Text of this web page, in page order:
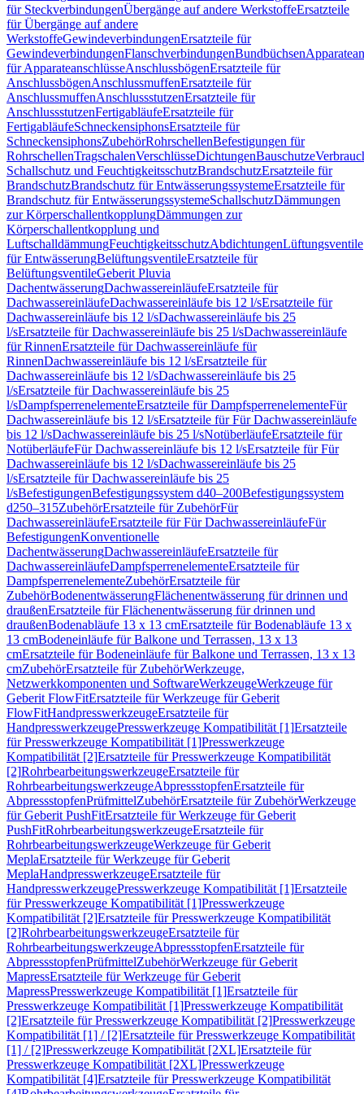
für SteckverbindungenÜbergänge auf andere WerkstoffeErsatzteile
für Übergänge auf andere
WerkstoffeGewindeverbindungenErsatzteile für
GewindeverbindungenFlanschverbindungenBundbüchsen
für ApparateanschlüsseAnschlussbögenErsatzteile für
AnschlussbögenAnschlussmuffenErsatzteile für
AnschlussmuffenAnschlussstutzenErsatzteile für
AnschlussstutzenFertigabläufeErsatzteile für
FertigabläufeSchneckensiphonsErsatzteile für
SchneckensiphonsZubehörRohrschellenBefestigungen für
RohrschellenTragschalenVerschlüsseDichtungenBauschutze
Schallschutz und FeuchtigkeitsschutzBrandschutzErsatzteile für
BrandschutzBrandschutz für EntwässerungssystemeErsatzteile für
Brandschutz für EntwässerungssystemeSchallschutzDämmungen
zur KörperschallentkopplungDämmungen zur
Körperschallentkopplung und
LuftschalldämmungFeuchtigkeitsschutzAbdichtungenLüftungsventile
für EntwässerungBelüftungsventileErsatzteile für
BelüftungsventileGeberit Pluvia
DachentwässerungDachwassereinläufeErsatzteile für
DachwassereinläufeDachwassereinläufe bis 12 l/sErsatzteile für
Dachwassereinläufe bis 12 l/sDachwassereinläufe bis 25
l/sErsatzteile für Dachwassereinläufe bis 25 l/sDachwassereinläufe
für RinnenErsatzteile für Dachwassereinläufe für
RinnenDachwassereinläufe bis 12 l/sErsatzteile für
Dachwassereinläufe bis 12 l/sDachwassereinläufe bis 25
l/sErsatzteile für Dachwassereinläufe bis 25
l/sDampfsperrenelementeErsatzteile für DampfsperrenelementeFür
Dachwassereinläufe bis 12 l/sErsatzteile für Für Dachwassereinläufe
bis 12 l/sDachwassereinläufe bis 25 l/sNotüberläufeErsatzteile für
NotüberläufeFür Dachwassereinläufe bis 12 l/sErsatzteile für Für
Dachwassereinläufe bis 12 l/sDachwassereinläufe bis 25
l/sErsatzteile für Dachwassereinläufe bis 25
l/sBefestigungenBefestigungssystem d40–200Befestigungssystem
d250–315ZubehörErsatzteile für ZubehörFür
DachwassereinläufeErsatzteile für Für DachwassereinläufeFür
BefestigungenKonventionelle
DachentwässerungDachwassereinläufeErsatzteile für
DachwassereinläufeDampfsperrenelementeErsatzteile für
DampfsperrenelementeZubehörErsatzteile für
ZubehörBodenentwässerungFlächenentwässerung für drinnen und
draußenErsatzteile für Flächenentwässerung für drinnen und
draußenBodenabläufe 13 x 13 cmErsatzteile für Bodenabläufe 13 x
13 cmBodeneinläufe für Balkone und Terrassen, 13 x 13
cmErsatzteile für Bodeneinläufe für Balkone und Terrassen, 13 x 13
cmZubehörErsatzteile für ZubehörWerkzeuge,
Netzwerkkomponenten und SoftwareWerkzeugeWerkzeuge für
Geberit FlowFitErsatzteile für Werkzeuge für Geberit
FlowFitHandpresswerkzeugeErsatzteile für
HandpresswerkzeugePresswerkzeuge Kompatibilität [1]Ersatzteile
für Presswerkzeuge Kompatibilität [1]Presswerkzeuge
Kompatibilität [2]Ersatzteile für Presswerkzeuge Kompatibilität
[2]RohrbearbeitungswerkzeugeErsatzteile für
RohrbearbeitungswerkzeugeAbpressstopfenErsatzteile für
AbpressstopfenPrüfmittelZubehörErsatzteile für ZubehörWerkzeuge
für Geberit PushFitErsatzteile für Werkzeuge für Geberit
PushFitRohrbearbeitungswerkzeugeErsatzteile für
RohrbearbeitungswerkzeugeWerkzeuge für Geberit
MeplaErsatzteile für Werkzeuge für Geberit
MeplaHandpresswerkzeugeErsatzteile für
HandpresswerkzeugePresswerkzeuge Kompatibilität [1]Ersatzteile
für Presswerkzeuge Kompatibilität [1]Presswerkzeuge
Kompatibilität [2]Ersatzteile für Presswerkzeuge Kompatibilität
[2]RohrbearbeitungswerkzeugeErsatzteile für
RohrbearbeitungswerkzeugeAbpressstopfenErsatzteile für
AbpressstopfenPrüfmittelZubehörWerkzeuge für Geberit
MapressErsatzteile für Werkzeuge für Geberit
MapressPresswerkzeuge Kompatibilität [1]Ersatzteile für
Presswerkzeuge Kompatibilität [1]Presswerkzeuge Kompatibilität
[2]Ersatzteile für Presswerkzeuge Kompatibilität [2]Presswerkzeuge
Kompatibilität [1] / [2]Ersatzteile für Presswerkzeuge Kompatibilität
[1] / [2]Presswerkzeuge Kompatibilität [2XL]Ersatzteile für
Presswerkzeuge Kompatibilität [2XL]Presswerkzeuge
Kompatibilität [4]Ersatzteile für Presswerkzeuge Kompatibilität